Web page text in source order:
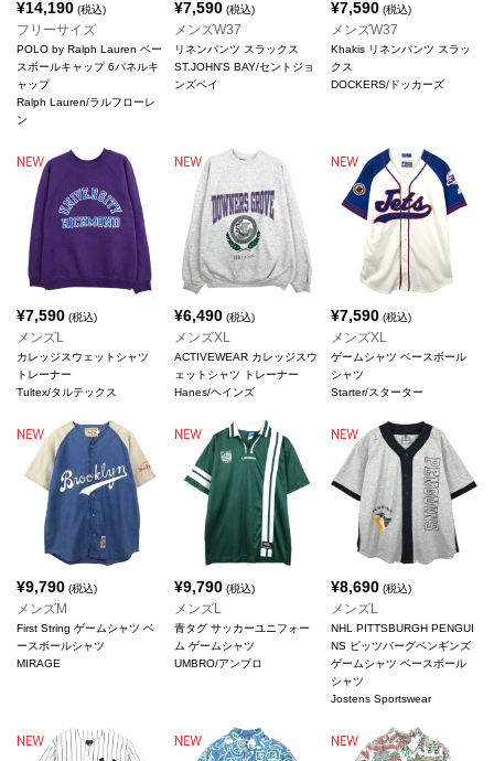
¥14,190 (税込)
フリーサイズ
POLO by Ralph Lauren ベー
スボールキャップ 6パネルキ
ャップ
Ralph Lauren/ラルフローレ
ン
¥7,590(税込)
メンズW37
リネンパンツ スラックス
ST.JOHN'S BAY/セントジョ
ンズベイ
¥7,590 (税込)
メンズW37
Khakis リネンパンツ スラッ
クス
DOCKERS/ドッカーズ
¥7,590 (税込)
メンズL
カレッジスウェットシャツ
トレーナー
Tultex/タルテックス
¥6,490(税込)
メンズXL
ACTIVEWEAR カレッジスウ
ェットシャツ トレーナー
Hanes/ヘインズ
¥7,590 (税込)
メンズXL
ゲームシャツ ベースボール
シャツ
Starter/スターター
¥9,790 (税込)
メンズM
First String ゲームシャツ ベ
ースボールシャツ
MIRAGE
¥9,790(税込)
メンズL
青タグ サッカーユニフォー
ム ゲームシャツ
UMBRO/アンブロ
¥8,690 (税込)
メンズL
NHL PITTSBURGH PENGUI
NS ピッツバーグペンギンズ
ゲームシャツ ベースボール
シャツ
Jostens Sportswear